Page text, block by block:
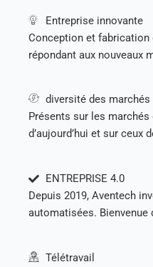
Entreprise innovante
Conception et
répondant aux nouveaux
diversité des marchés
Présents sur les
d’aujourd’hui et sur ceux
ENTREPRISE 4.0​
Depuis 2019, Aventech
automatisées. Bienvenue
Télétravail